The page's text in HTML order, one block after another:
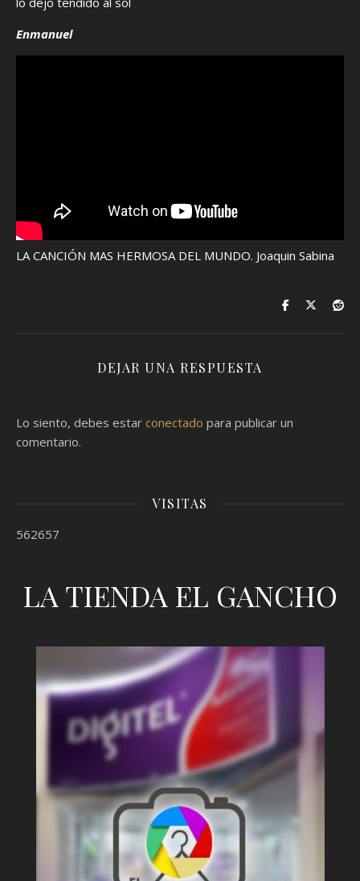
Enmanuel
LA CANCIÓN MAS HERMOSA DEL MUNDO. Joaquin Sabina
DEJAR UNA RESPUESTA
Lo siento, debes estar conectado para publicar un
comentario.
VISITAS
562657
LA TIENDA EL GANCHO